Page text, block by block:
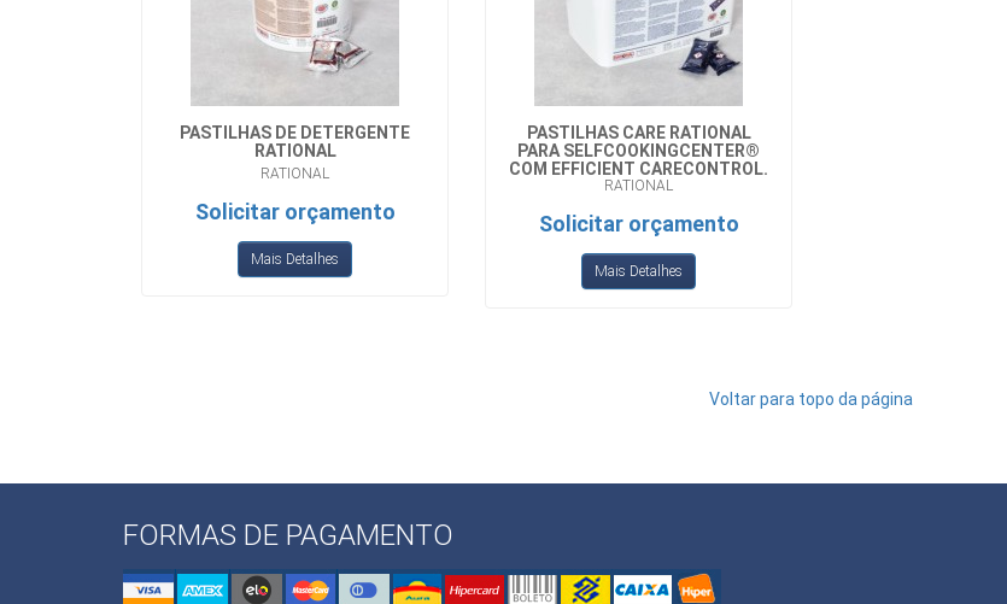
PASTILHAS DE DETERGENTE
RATIONAL
RATIONAL
Solicitar orçamento
Mais Detalhes
PASTILHAS CARE RATIONAL
PARA SELFCOOKINGCENTER®
COM EFFICIENT CARECONTROL.
RATIONAL
Solicitar orçamento
Mais Detalhes
Voltar para topo da página
FORMAS DE PAGAMENTO